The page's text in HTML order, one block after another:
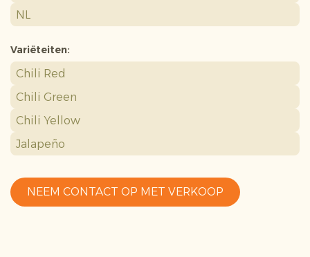
NL
Variëteiten:
Chili Red
Chili Green
Chili Yellow
Jalapeño
NEEM CONTACT OP MET VERKOOP